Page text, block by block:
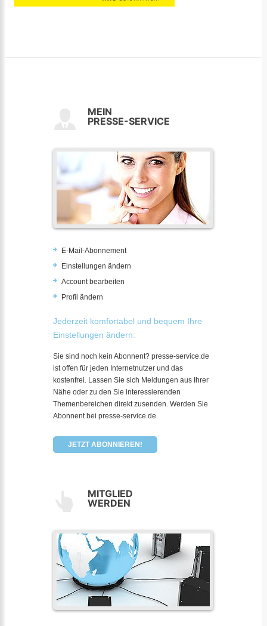
MEIN
PRESSE-SERVICE
E-Mail-Abonnement
Einstellungen ändern
Account bearbeiten
Profil ändern
Jederzeit komfortabel und bequem Ihre
Einstellungen ändern:
Sie sind noch kein Abonnent? presse-service.de
ist offen für jeden Internetnutzer und das
kostenfrei. Lassen Sie sich Meldungen aus Ihrer
Nähe oder zu den Sie interessierenden
Themenbereichen direkt zusenden. Werden Sie
Abonnent bei presse-service.de
JETZT ABONNIEREN!
MITGLIED
WERDEN